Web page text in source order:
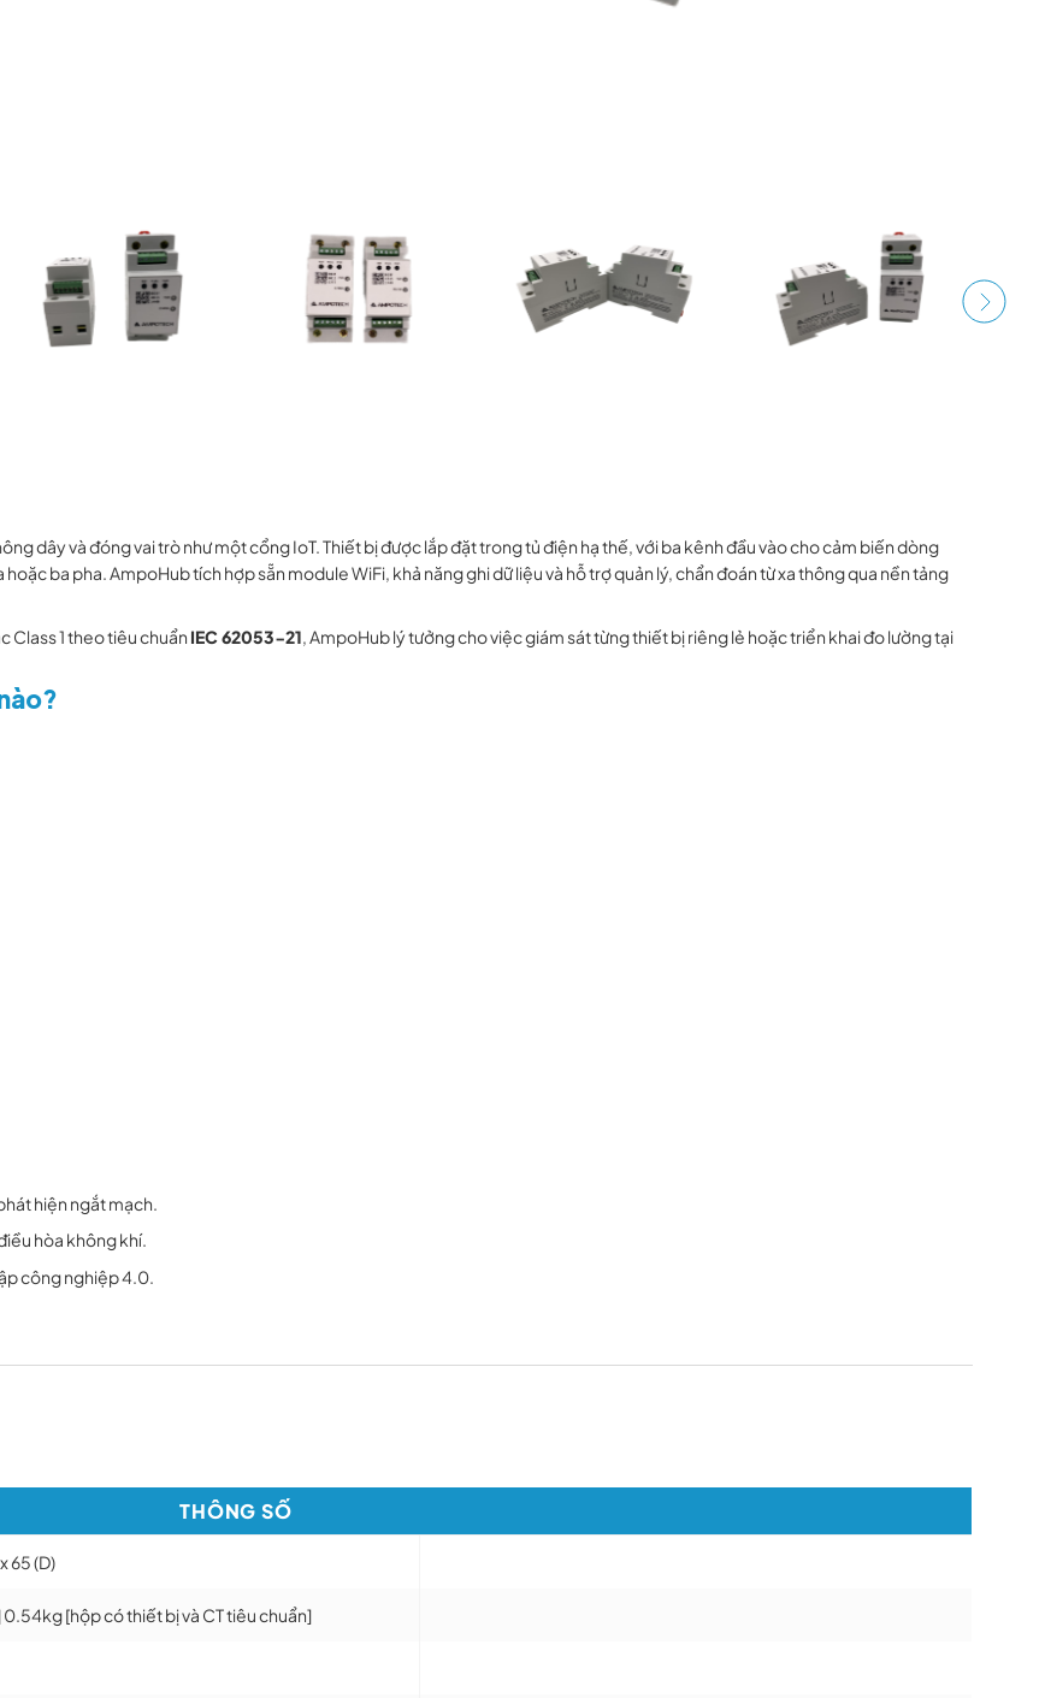
dây và đóng vai trò như một cổng IoT. Thiết bị được lắp đặt trong tủ điện hạ thế, với ba kênh đầu vào cho cảm biến dòng
ba pha. AmpoHub tích hợp sẵn module WiFi, khả năng ghi dữ liệu và hỗ trợ quản lý, chẩn đoán từ xa thông qua nền tảng
Class 1 theo tiêu chuẩn IEC 62053-21 , AmpoHub lý tưởng cho việc giám sát từng thiết bị riêng lẻ hoặc triển khai đo lường tại
hiện ngắt mạch.
hòa không khí.
công nghiệp 4.0.
THÔNG SỐ
65 (D)
[hộp có thiết bị và CT tiêu chuẩn]